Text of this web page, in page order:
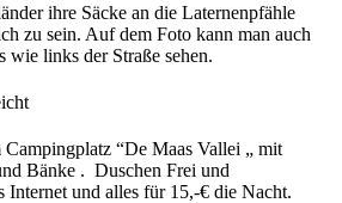
ihre Säcke an die Laternenpfähle
zu sein. Auf dem Foto kann man auch
wie links der Straße sehen.
“De Maas Vallei „ mit
Bänke . Duschen Frei und
Internet und alles für 15,-€ die Nacht.